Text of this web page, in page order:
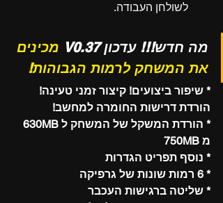
לשולחן העבודה.
מה חדש!!! עדכון V0.37
מכינים
את המשחק לרמות הגבוהות!
* שיפור ביצועים! קיצור זמני טעינה!
הורדת דרישות החומרה למחשב!
מ 750MB
* נוסף תפריט הגדרות
* 6 רמות שונות של גרפיקה
* שליטה ברגישות העכבר